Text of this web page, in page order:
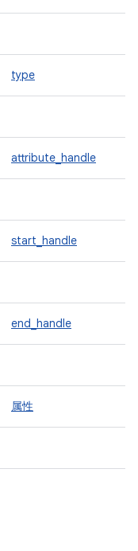
type
attribute_handle
start_handle
end_handle
属性